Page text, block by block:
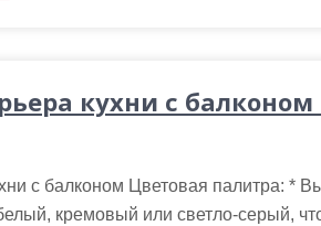
кухни с
с балконом Цветовая палитра: *
кремовый или светло-серый,